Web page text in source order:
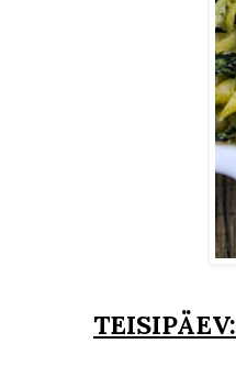
TEISIPÄEV: